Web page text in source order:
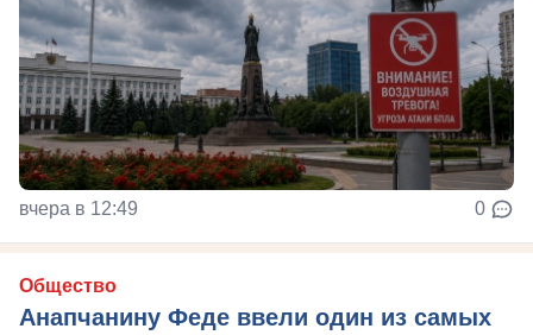
вчера в 12:49 0
Общество
Анапчанину Феде ввели один из самых